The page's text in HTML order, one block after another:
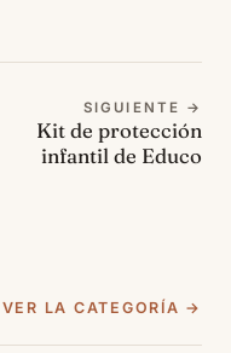
SIGUIENTE →
Kit de protección
infantil de Educo
VER LA CATEGORÍA →